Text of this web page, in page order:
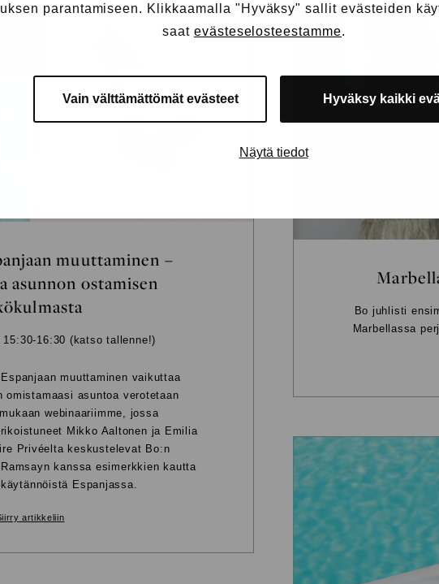
parantamiseen. Klikkaamalla "Hyväksy" sallit evästeiden
saat evästeselosteestamme.
Vain välttämättömät evästeet Hyväksy kaikki
Näytä tiedot
Bo juhlisti
Marbellassa
muuttaminen –
asunnon ostamisen
16:30 (katso tallenne!)
muuttaminen vaikuttaa
asuntoa verotetaan
webinaariimme, jossa
Mikko Aaltonen ja Emilia
Privéelta keskustelevat Bo:n
kanssa esimerkkien kautta
Espanjassa.
artikkeliin